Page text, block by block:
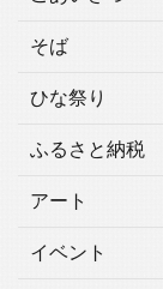
そば
ひな祭り
ふるさと納税
アート
イベント